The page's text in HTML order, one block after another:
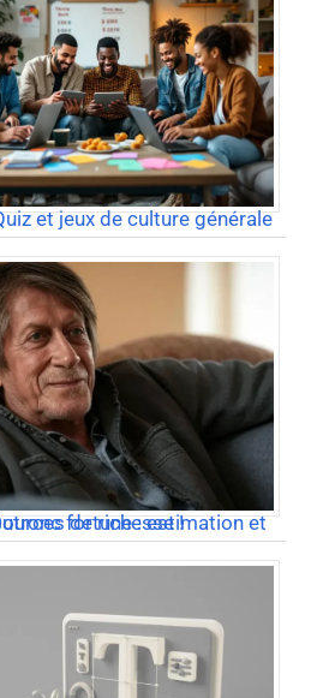
et jeux de culture générale
Dutronc fortune : estimation et sources de richesse !